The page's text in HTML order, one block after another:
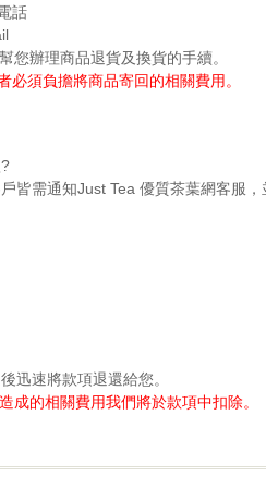
話
您辦理商品退貨及換貨的手續。
必須負擔將商品寄回的相關費用。
皆需通知Just Tea 優質茶葉網客服，
迅速將款項退還給您。
成的相關費用我們將於款項中扣除。